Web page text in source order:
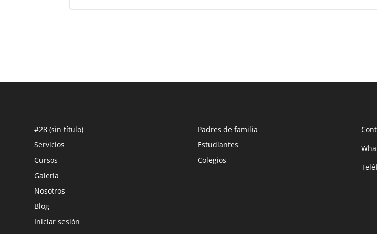
#28 (sin título)
Servicios
Cursos
Galería
Nosotros
Blog
Iniciar sesión
Padres de familia
Estudiantes
Colegios